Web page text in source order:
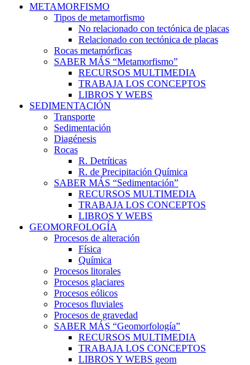
METAMORFISMO
Tipos de metamorfismo
No relacionado con tectónica de placas
Relacionado con tectónica de placas
Rocas metamórficas
SABER MÁS “Metamorfismo”
RECURSOS MULTIMEDIA
TRABAJA LOS CONCEPTOS
LIBROS Y WEBS
SEDIMENTACIÓN
Transporte
Sedimentación
Diagénesis
Rocas
R. Detríticas
R. de Precipitación Química
SABER MÁS “Sedimentación”
RECURSOS MULTIMEDIA
TRABAJA LOS CONCEPTOS
LIBROS Y WEBS
GEOMORFOLOGÍA
Procesos de alteración
Física
Química
Procesos litorales
Procesos glaciares
Procesos eólicos
Procesos fluviales
Procesos de gravedad
SABER MÁS “Geomorfología”
RECURSOS MULTIMEDIA
TRABAJA LOS CONCEPTOS
LIBROS Y WEBS geom